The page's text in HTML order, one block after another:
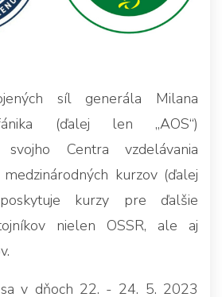
síl generála Milana
(ďalej len „AOS“)
svojho Centra vzdelávania
kurzov (ďalej
kurzy pre ďalšie
nielen OSSR, ale aj
v dňoch 22. - 24. 5. 2023